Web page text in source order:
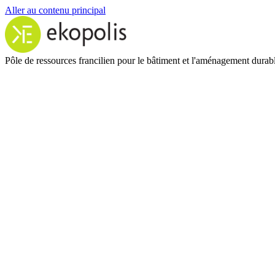
Aller au contenu principal
Pôle de ressources francilien pour le bâtiment et l'aménagement